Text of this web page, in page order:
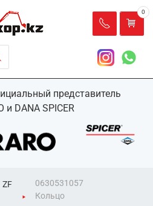
представитель
и DANA SPICER
0
ZF
0630531057
Кольцо